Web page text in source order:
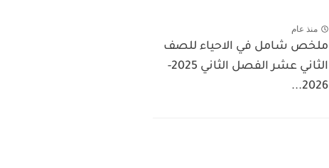
منذ عام
ملخص شامل في الاحياء للصف
الثاني عشر الفصل الثاني 2025-
2026...